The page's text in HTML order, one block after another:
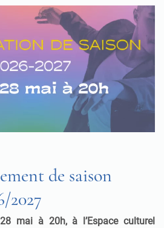
de saison
2027
mai à 20h, à l’Espace culturel